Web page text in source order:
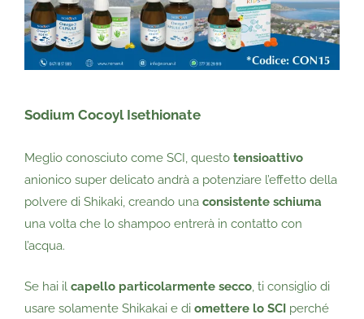
Sodium Cocoyl Isethionate
Meglio conosciuto come SCI, questo tensioattivo
anionico super delicato andrà a potenziare l’effetto della
polvere di Shikaki, creando una consistente schiuma
una volta che lo shampoo entrerà in contatto con
l’acqua.
Se hai il capello particolarmente secco, ti consiglio di
usare solamente Shikakai e di omettere lo SCI perché